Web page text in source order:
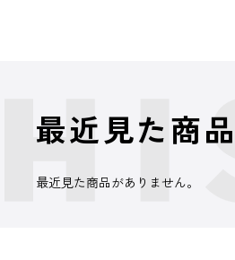
最近見た商品
最近見た商品がありません。